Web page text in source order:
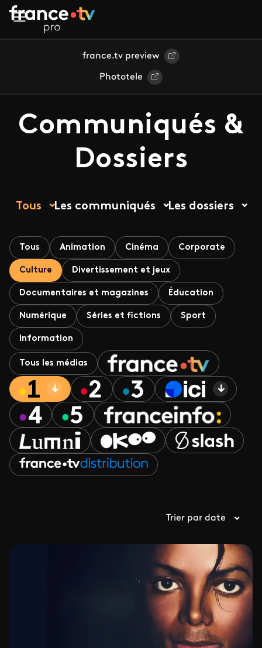
Aller au contenu principal
france.tv preview
Phototele
Communiqués &
Dossiers
Tous Les communiqués Les dossiers
Tous Animation Cinéma Corporate
Culture Divertissement et jeux
Documentaires et magazines Éducation
Numérique Séries et fictions Sport
Information
Tous les médias
Trier par date